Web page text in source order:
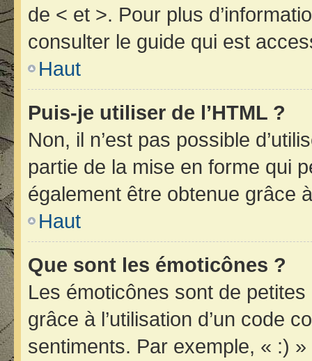
de < et >. Pour plus
consulter le guide qui est
Haut
Puis-je utiliser de l’HTML ?
Non, il n’est pas possible
partie de la mise en forme qui
également être obtenue grâce
Haut
Que sont les émoticônes ?
Les émoticônes sont de
grâce à l’utilisation d’un code
sentiments. Par exemple, « :)